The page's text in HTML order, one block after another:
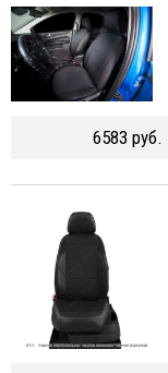
6583 руб.